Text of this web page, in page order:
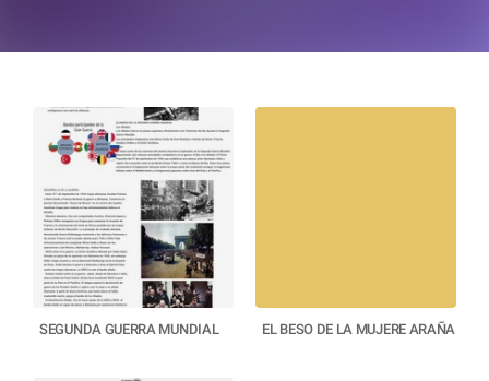
SEGUNDA GUERRA MUNDIAL EL BESO DE LA MUJERE ARAÑA